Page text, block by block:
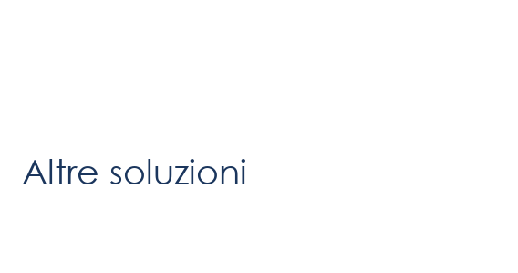
Altre soluzioni